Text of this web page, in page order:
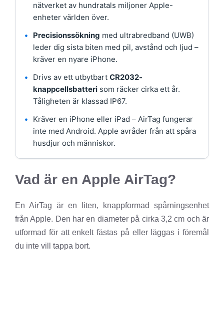
nätverket av hundratals miljoner Apple-
enheter världen över.
•
Precisionssökning med ultrabredband (UWB)
leder dig sista biten med pil, avstånd och ljud –
kräver en nyare iPhone.
•
Drivs av ett utbytbart CR2032-
knappcellsbatteri som räcker cirka ett år.
Tåligheten är klassad IP67.
•
Kräver en iPhone eller iPad – AirTag fungerar
inte med Android. Apple avråder från att spåra
husdjur och människor.
Vad är en Apple AirTag?
En AirTag är en liten, knappformad spårningsenhet
från Apple. Den har en diameter på cirka 3,2 cm och är
utformad för att enkelt fästas på eller läggas i föremål
du inte vill tappa bort.